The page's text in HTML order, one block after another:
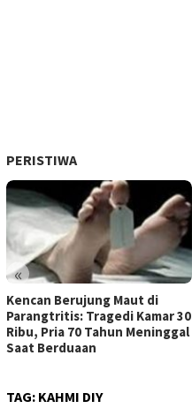
PERISTIWA
«
Kencan Berujung Maut di
Parangtritis: Tragedi Kamar 30
Ribu, Pria 70 Tahun Meninggal
Saat Berduaan
TAG: KAHMI DIY